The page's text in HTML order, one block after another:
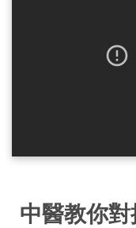
中醫教你